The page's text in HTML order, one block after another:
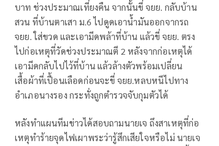
บาท ช่วงประมาณเที่ยงคืน จากนั้นขี่ จยย. กลับบ้าน
สวน ที่บ้านตาเสา ม.6 ไปดูดเอาน้ำมันออกจากรถ
จยย. ใส่ขวด และเอามีดพล้าที่บ้าน แล้วขี่ จยย. ตรง
ไปก่อเหตุที่วัดช่วงประมาณตี 2 หลังจากก่อเหตุได้
เอามีดกลับไปไว้ที่บ้าน แล้วล้างตัวพร้อมเปลี่ยน
เสื้อผ้าที่เปื้อนเลือดก่อนจะขี่ จยย.หลบหนีไปทาง
อำเภอนางรอง กระทั่งถูกตำรวจจับกุมตัวได้
หลังทำแผนทีมข่าวได้สอบถามนายเจ ถึงสาเหตุที่ก่อ
เหตุทำร้ายจุดไฟเผาพระว่ารู้สึกเสียใจหรือไม่ นายเจ